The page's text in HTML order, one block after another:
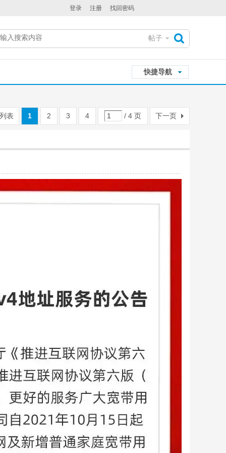
登录 注册 找回密码
帖子
快捷导航
1 2 3 4 / 4 页 下一页
表